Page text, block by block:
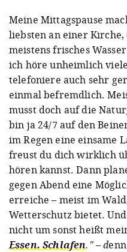
Meine Mittagspause
liebsten an einer
meistens frisches
ich höre unheimlich
telefoniere auch sehr
einmal befremdlich.
musst doch auf die
bin ja 24/7 auf den
im Regen eine einsame
freust du dich wirklich
hören kannst. Dann
gegen Abend eine
erreiche – meist im
Wetterschutz bietet.
nicht um sonst heißt
Essen. Schlafen." – d